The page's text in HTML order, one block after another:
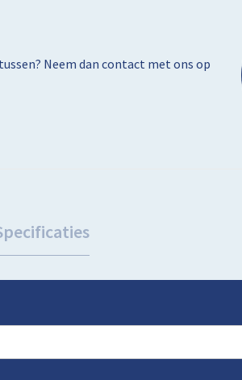
Neem dan contact met ons op